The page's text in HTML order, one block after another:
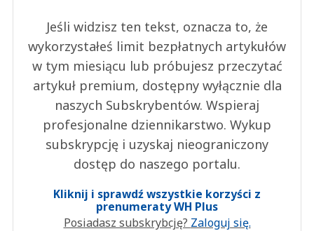
Jeśli widzisz ten tekst, oznacza to, że
wykorzystałeś limit bezpłatnych artykułów
w tym miesiącu lub próbujesz przeczytać
artykuł premium, dostępny wyłącznie dla
naszych Subskrybentów. Wspieraj
profesjonalne dziennikarstwo. Wykup
subskrypcję i uzyskaj nieograniczony
dostęp do naszego portalu.
Kliknij i sprawdź wszystkie korzyści z
prenumeraty WH Plus
Posiadasz subskrybcję? Zaloguj się.